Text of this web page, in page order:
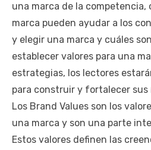
una marca de la competencia,
marca pueden ayudar a los
y elegir una marca y cuáles
establecer valores para una
estrategias, los lectores
para construir y fortalecer sus
Los Brand Values son los
una marca y son una parte
Estos valores definen las